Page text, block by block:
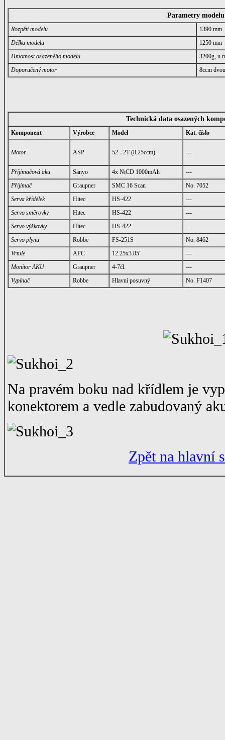
Parametry modelu
Rozpětí modelu
1390 mm
Délka modelu
1250 mm
Hmotnost osazeného modelu
3200g, u
Doporučený motor
8ccm
Technická data osazených
Komponent Výrobce Model Kat. číslo
Motor ASP 52 - 2T (8.25ccm) ---
Přijímačová aku Sanyo 4x NiCD 1000mAh
---
Přijímač
Graupner SMC 16 Scan
No. 7052
Serva křidélek
Hitec HS-422
---
Servo směrovky
Hitec HS-422
---
Servo výškovky
Hitec HS-422
---
Servo plynu
Robbe FS-251S
No. 8462
Vrtule
APC 12.25x3.85"
---
Monitor AKU
Graupner 4-7čl.
---
Vypínač
Robbe Hlavní posuvný No. F1407
Na pravém boku nad křídlem je
konektorem a vedle zabudovaný
Zpět na hlavní